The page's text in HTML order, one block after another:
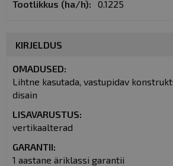
KIRJELDUS
OMADUSED:
Lihtne kasutada, vastupidav
disain
LISAVARUSTUS:
vertikaalterad
GARANTII:
1 aastane äriklassi garantii
0.1225